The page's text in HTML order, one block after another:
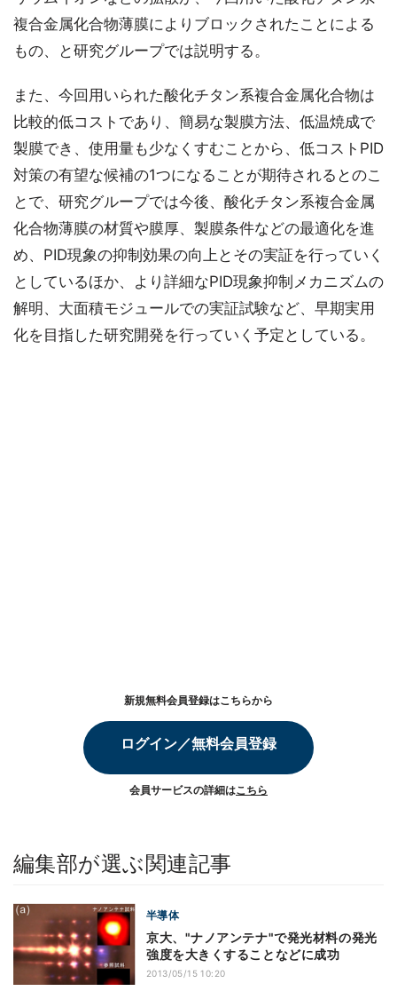
複合金属化合物薄膜によりブロックされたことによる
もの、と研究グループでは説明する。
また、今回用いられた酸化チタン系複合金属化合物は
比較的低コストであり、簡易な製膜方法、低温焼成で
製膜でき、使用量も少なくすむことから、低コストPID
対策の有望な候補の1つになることが期待されるとのこ
とで、研究グループでは今後、酸化チタン系複合金属
化合物薄膜の材質や膜厚、製膜条件などの最適化を進
め、PID現象の抑制効果の向上とその実証を行っていく
としているほか、より詳細なPID現象抑制メカニズムの
解明、大面積モジュールでの実証試験など、早期実用
化を目指した研究開発を行っていく予定としている。
新規無料会員登録はこちらから
ログイン／無料会員登録
会員サービスの詳細はこちら
編集部が選ぶ関連記事
半導体
京大、"ナノアンテナ"で発光材料の発光
強度を大きくすることなどに成功
2013/05/15 10:20